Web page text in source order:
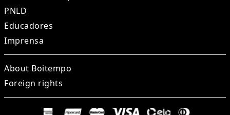
PNLD
Educadores
Imprensa
About Boitempo
Foreign rights